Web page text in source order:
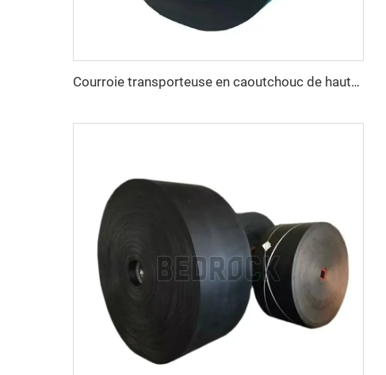
Courroie transporteuse en caoutchouc de haute qualité et à prix avantageux, 4 plis, largeur 800 mm, courroie transporteuse EP pour l’exploitation minière, les carrières et les concasseurs de pierres